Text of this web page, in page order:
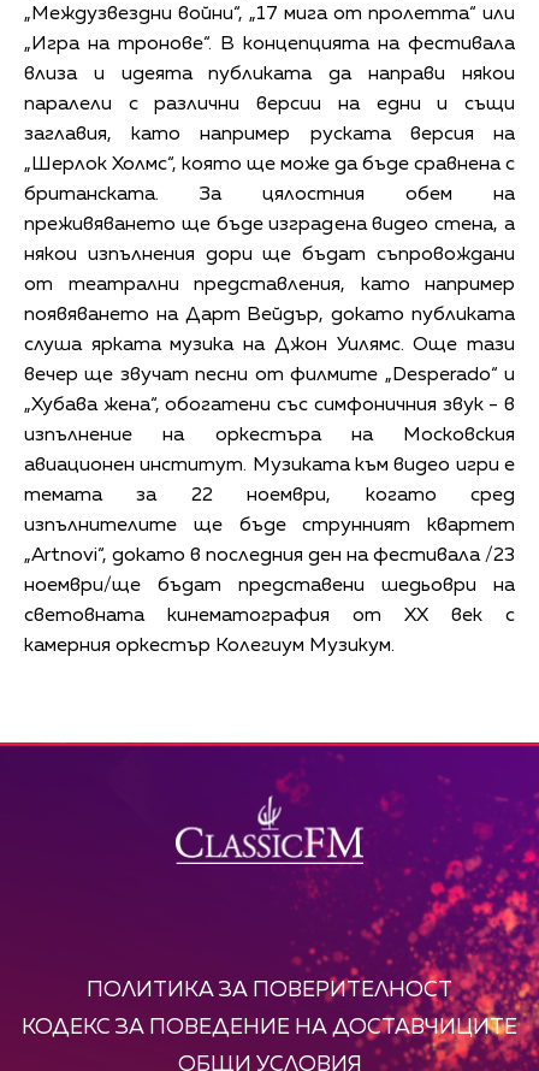
„Междузвездни войни“, „17 мига от пролетта“ или
„Игра на тронове“. В концепцията на фестивала
влиза и идеята публиката да направи някои
паралели с различни версии на едни и същи
заглавия, като например руската версия на
„Шерлок Холмс“, която ще може да бъде сравнена с
британската. За цялостния обем на
преживяването ще бъде изградена видео стена, а
някои изпълнения дори ще бъдат съпровождани
от театрални представления, като например
появяването на Дарт Вейдър, докато публиката
слуша ярката музика на Джон Уилямс. Още тази
вечер ще звучат песни от филмите „Desperado“ и
„Хубава жена“, обогатени със симфоничния звук - в
изпълнение на оркестъра на Московския
авиационен институт. Музиката към видео игри е
темата за 22 ноември, когато сред
изпълнителите ще бъде струнният квартет
„Artnovi“, докато в последния ден на фестивала /23
ноември/ще бъдат представени шедьоври на
световната кинематография от ХХ век с
камерния оркестър Колегиум Музикум.
ПОЛИТИКА ЗА ПОВЕРИТЕЛНОСТ
КОДЕКС ЗА ПОВЕДЕНИЕ НА ДОСТАВЧИЦИТЕ
ОБЩИ УСЛОВИЯ